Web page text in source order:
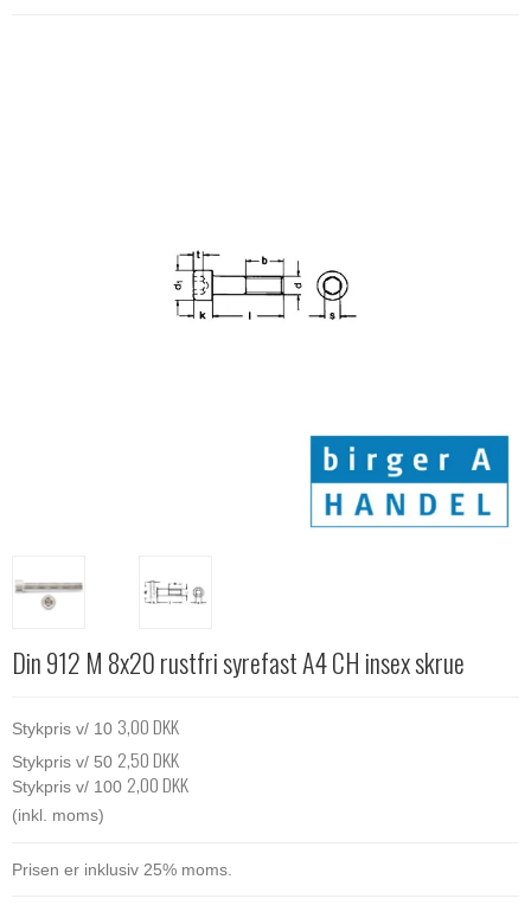
Din 912 M 8x20 rustfri syrefast A4 CH insex skrue
Stykpris v/ 10 3,00 DKK
Stykpris v/ 50 2,50 DKK
Stykpris v/ 100 2,00 DKK
(inkl. moms)
Prisen er inklusiv 25% moms.